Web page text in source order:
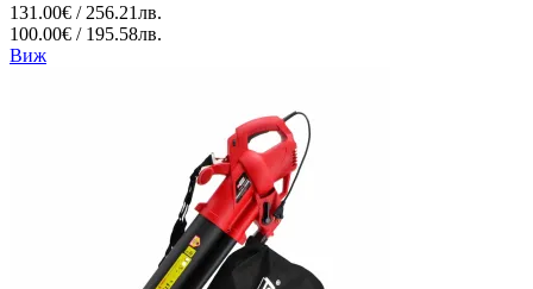
131.00€ / 256.21лв.
100.00€ / 195.58лв.
Виж